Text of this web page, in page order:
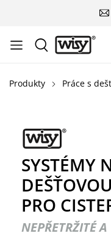
Produkty Práce s
SYSTÉMY
PRO
NEPŘETRŽITÉ A